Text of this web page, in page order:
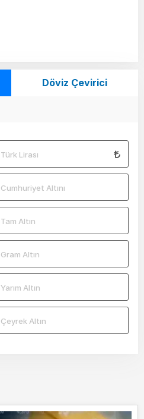
Döviz Çevirici
Türk Lirası
Cumhuriyet Altını
Tam Altın
Gram Altın
Yarım Altın
Çeyrek Altın